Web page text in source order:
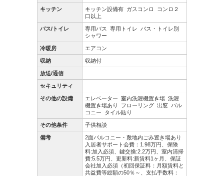
キッチン キッチン設備有 ガスコンロ
コンロ２
口以上
バス/トイレ 専用バス 専用トイレ
バス・トイレ別
シャワー
冷暖房 エアコン
収納 収納付
放送/通信
セキュリティ
その他の設備 エレベーター 室内洗濯機置き場 洗濯
機置き場あり
フローリング 出窓 バル
コニー
タイル貼り
その他条件 子供相談
備考
2面バルコニー・敷地内ごみ置き場あり
入居者サポート会費：1.98万円、保険
料:加入必須、鍵交換:2.2万円、室内清掃
費:5.5万円、更新料:新賃料1ヶ月、保証
会社加入必須（初回保証料：月額賃料と
共益費等総額の50％～、支払手数料：